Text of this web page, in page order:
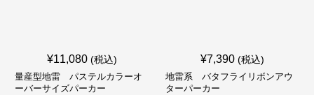
¥11,080 (税込)
量産型地雷 パステルカラーオ
ーバーサイズパーカー
¥7,390 (税込)
地雷系 バタフライリボンアウ
ターパーカー